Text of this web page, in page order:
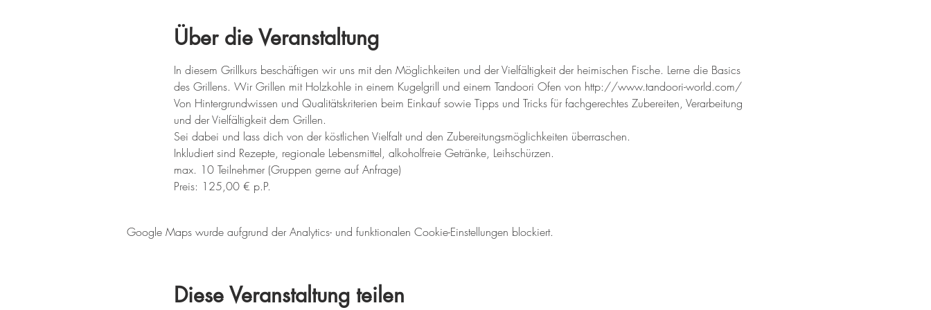
Über die Veranstaltung
In diesem Grillkurs beschäftigen wir uns mit den Möglichkeiten und der Vielfältigkeit der heimischen Fische. Lerne die Basics
des Grillens. Wir Grillen mit Holzkohle in einem Kugelgrill und einem Tandoori Ofen von http://www.tandoori-world.com/
Von Hintergrundwissen und Qualitätskriterien beim Einkauf sowie Tipps und Tricks für fachgerechtes Zubereiten, Verarbeitung
und der Vielfältigkeit dem Grillen.
Sei dabei und lass dich von der köstlichen Vielfalt und den Zubereitungsmöglichkeiten überraschen.
Inkludiert sind Rezepte, regionale Lebensmittel, alkoholfreie Getränke, Leihschürzen.
max. 10 Teilnehmer (Gruppen gerne auf Anfrage)
Preis: 125,00 € p.P.
Google Maps wurde aufgrund der Analytics- und funktionalen Cookie-Einstellungen blockiert.
Diese Veranstaltung teilen